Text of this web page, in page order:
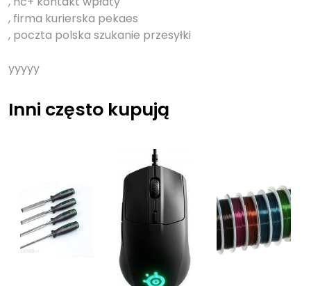
, firma kurierska pekaes
, poczta polska szukanie przesyłki
yyyyy
Inni często kupują